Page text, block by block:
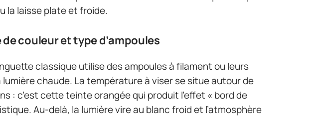
la laisse plate et froide.
couleur et type d’ampoules
classique utilise des ampoules à filament ou leurs
lumière chaude. La température à viser se situe autour de
: c’est cette teinte orangée qui produit l’effet « bord de
Au-delà, la lumière vire au blanc froid et l’atmosphère